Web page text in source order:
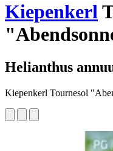
Kiepenkerl
Helianthus
Kiepenkerl Tournesol